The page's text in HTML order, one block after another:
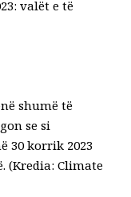
valët e të
shumë të
se si
30 korrik 2023
(Kredia: Climate